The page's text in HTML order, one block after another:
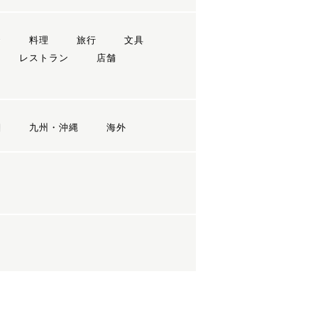
料理 旅行
文具
レストラン
店舗
九州・沖縄 海外